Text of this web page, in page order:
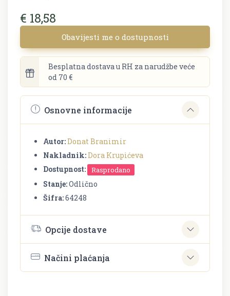
€ 18,58
Obavijesti me o dostupnosti
Besplatna dostava u RH za narudžbe veće
od 70 €
Osnovne informacije
Autor:Donat Branimir
Nakladnik:Dora Krupićeva
Dostupnost:
Rasprodano
Stanje:Odlično
Šifra:64248
Opcije dostave
Načini plaćanja